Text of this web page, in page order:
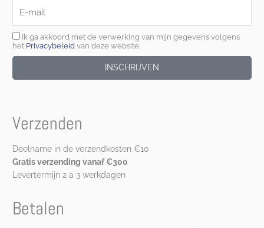
mail
Ik ga akkoord met de verwerking van mijn gegevens volgens
het Privacybeleid van deze website.
INSCHRIJVEN
Verzenden
Deelname in de verzendkosten €10
Gratis verzending vanaf €300
Levertermijn 2 a 3 werkdagen
Betalen